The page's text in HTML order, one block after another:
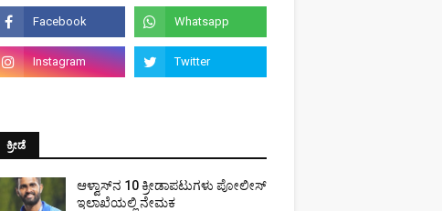
ಕ್ರೀಡೆ
ಆಳ್ವಾಸ್‌ನ 10 ಕ್ರೀಡಾಪಟುಗಳು ಪೋಲೀಸ್
ಇಲಾಖೆಯಲ್ಲಿ ನೇಮಕ